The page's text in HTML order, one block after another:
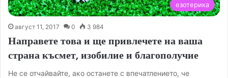
езотерика
август 11, 2017 0 3 984
Направете това и ще привлечете на ваша
страна късмет, изобилие и благополучие
Не се отчайвайте, ако останете с впечатлението, че